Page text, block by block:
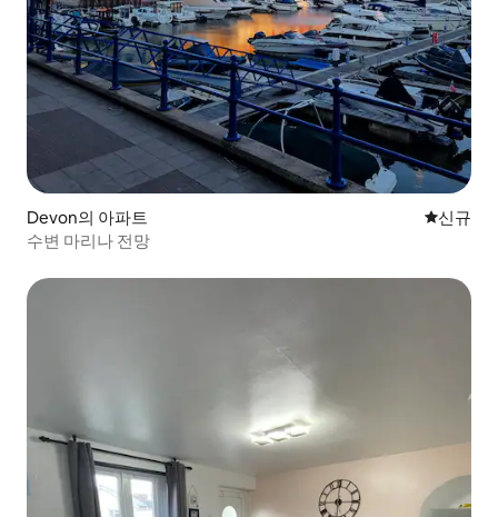
Devon의 아파트 신규 숙소
신규
수변 마리나 전망